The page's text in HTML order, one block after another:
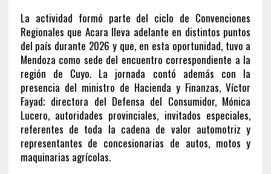
La actividad formó parte del ciclo de Convenciones
Regionales que Acara lleva adelante en distintos puntos
del país durante 2026 y que, en esta oportunidad, tuvo a
Mendoza como sede del encuentro correspondiente a la
región de Cuyo. La jornada contó además con la
presencia del ministro de Hacienda y Finanzas, Víctor
Fayad; directora del Defensa del Consumidor, Mónica
Lucero, autoridades provinciales, invitados especiales,
referentes de toda la cadena de valor automotriz y
representantes de concesionarias de autos, motos y
maquinarias agrícolas.